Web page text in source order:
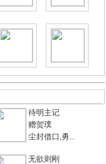
待明主记
赠贺璞
尘封借口,勇...
无欲则刚